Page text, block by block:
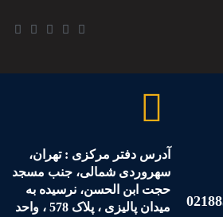
آدرس دفتر مرکزی : تهران،
سهروردی شمالی، جنب مسجد
حجت ابن الحسن، نرسیده به
میدان پالیزی ، پلاک 578 ، واحد